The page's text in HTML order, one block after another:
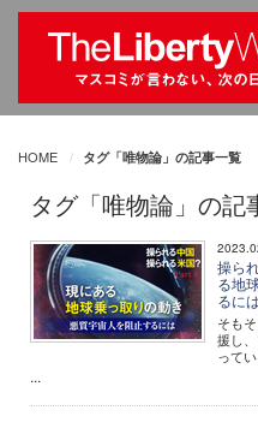
HOME タグ「唯物論」の記事一覧
タグ「唯物論」の記
操ら
る地
るには
そも
援し
ってい
...